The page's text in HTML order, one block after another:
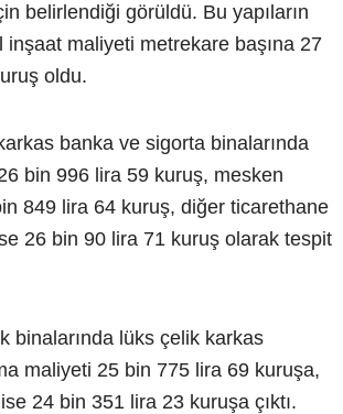
belirlendiği görüldü. Bu yapıların
inşaat maliyeti metrekare başına 27
oldu.
banka ve sigorta binalarında
bin 996 lira 59 kuruş, mesken
849 lira 64 kuruş, diğer ticarethane
26 bin 90 lira 71 kuruş olarak tespit
binalarında lüks çelik karkas
maliyeti 25 bin 775 lira 69 kuruşa,
24 bin 351 lira 23 kuruşa çıktı.